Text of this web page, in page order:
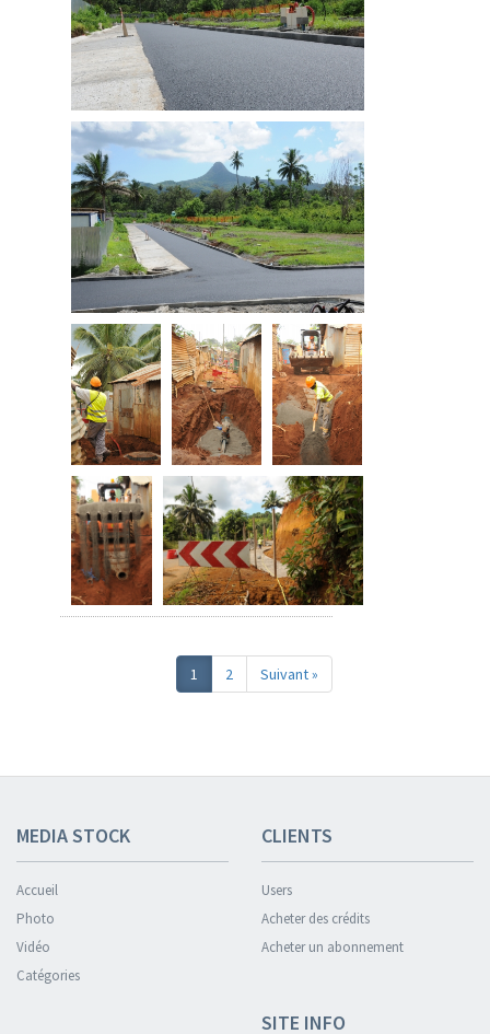
1 2 Suivant »
MEDIA STOCK
Accueil
Photo
Vidéo
Catégories
CLIENTS
Users
Acheter des crédits
Acheter un abonnement
SITE INFO